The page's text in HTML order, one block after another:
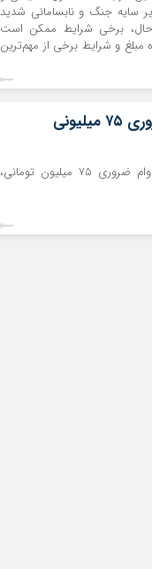
بخش‌های اولویت‌دار انجام می‌شود. در سال ۱۴۰۵، زیر سایه جنگ و نابسامانی شدید
برخی شرایط ممکن است
و شرایط برخی از مهم‌ترین
خبر مهم برای بازنشستگان/ نحوه استعلام وام ضروری ۷۵ میلیونی
صندوق بازنشستگی کشوری ضمن اعلام نحوه استعلام نتایج وام ضروری ۷۵ میلیون تومانی،